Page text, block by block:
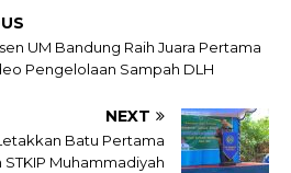
UM Bandung Raih Juara Pertama
Pengelolaan Sampah DLH
NEXT
Batu Pertama
Muhammadiyah